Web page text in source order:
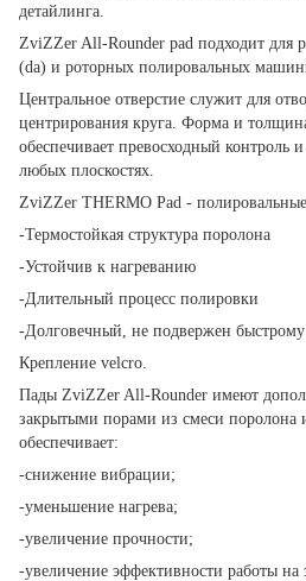
детайлинга.
ZviZZer All-Rounder pad подходит для
(da) и роторных полировальных
Центральное отверстие служит для
центрирования круга. Форма и
обеспечивает превосходный контроль
любых плоскостях.
ZviZZer THERMO Pad -
-Термостойкая структура поролона
-Устойчив к нагреванию
-Длительный процесс полировки
-Долговечный, не подвержен
Крепление velcro.
Пады ZviZZer All-Rounder имеют
закрытыми порами из смеси поролона
обеспечивает:
-снижение вибрации;
-уменьшение нагрева;
-увеличение прочности;
-увеличение эффективности работы